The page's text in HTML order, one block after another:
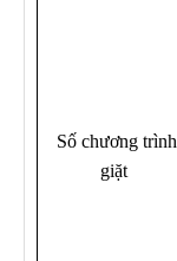
Số chương trình
giặt